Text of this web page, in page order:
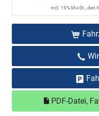
incl. 19% MwSt., den
PDF-Datei,